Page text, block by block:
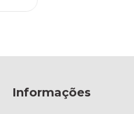
Informações